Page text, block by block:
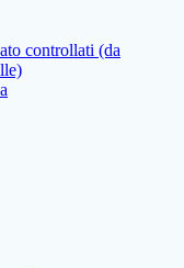
controllati (da